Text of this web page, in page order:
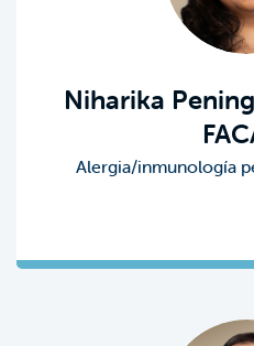
Niharika
Alergia/inmunología